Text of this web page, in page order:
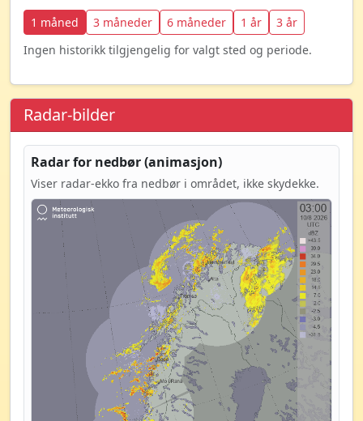
1 måned 3 måneder 6 måneder 1 år
3 år
Ingen historikk tilgjengelig for valgt sted og periode.
Radar-bilder
Radar for nedbør (animasjon)
Viser radar-ekko fra nedbør i området, ikke skydekke.